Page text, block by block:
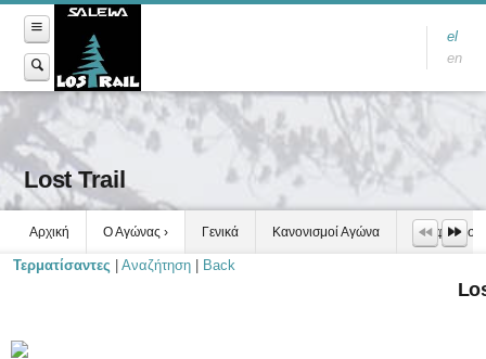
el
en
Lost Trail
Αρχική Ο Αγώνας Γενικά Κανονισμοί Αγώνα Τροφοδοσία
Τερματίσαντες Αναζήτηση Back